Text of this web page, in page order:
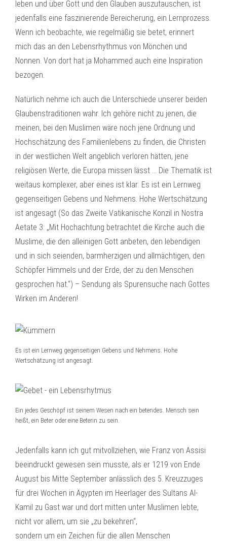
leben und über Gott und den Glauben auszutauschen, ist
jedenfalls eine faszinierende Bereicherung, ein Lernprozess.
Wenn ich beobachte, wie regelmäßig sie betet, erinnert
mich das an den Lebensrhythmus von Mönchen und
Nonnen. Von dort hat ja Mohammed auch eine Inspiration
bezogen.
Natürlich nehme ich auch die Unterschiede unserer beiden
Glaubenstraditionen wahr. Ich gehöre nicht zu jenen, die
meinen, bei den Muslimen wäre noch jene Ordnung und
Hochschätzung des Familienlebens zu finden, die Christen
in der westlichen Welt angeblich verloren hätten, jene
religiösen Werte, die Europa missen lässt … Die Thematik ist
weitaus komplexer, aber eines ist klar: Es ist ein Lernweg
gegenseitigen Gebens und Nehmens. Hohe Wertschätzung
ist angesagt (So das Zweite Vatikanische Konzil in Nostra
Aetate 3: „Mit Hochachtung betrachtet die Kirche auch die
Muslime, die den alleinigen Gott anbeten, den lebendigen
und in sich seienden, barmherzigen und allmächtigen, den
Schöpfer Himmels und der Erde, der zu den Menschen
gesprochen hat.“) – Sendung als Spurensuche nach Gottes
Wirken im Anderen!
Es ist ein Lernweg gegenseitigen Gebens und Nehmens. Hohe
Wertschätzung ist angesagt.
Ein jedes Geschöpf ist seinem Wesen nach ein betendes. Mensch sein
heißt, ein Beter oder eine Beterin zu sein.
Jedenfalls kann ich gut mitvollziehen, wie Franz von Assisi
beeindruckt gewesen sein musste, als er 1219 von Ende
August bis Mitte September anlässlich des 5. Kreuzzuges
für drei Wochen in Ägypten im Heerlager des Sultans Al-
Kamil zu Gast war und dort mitten unter Muslimen lebte,
nicht vor allem, um sie „zu bekehren“,
sondern um ein Zeichen für die allen Menschen